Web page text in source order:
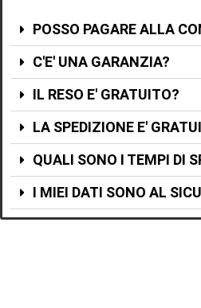
POSSO PAGARE ALLA
C'E' UNA GARANZIA?
IL RESO E' GRATUITO?
LA SPEDIZIONE E'
QUALI SONO I TEMPI DI
I MIEI DATI SONO AL